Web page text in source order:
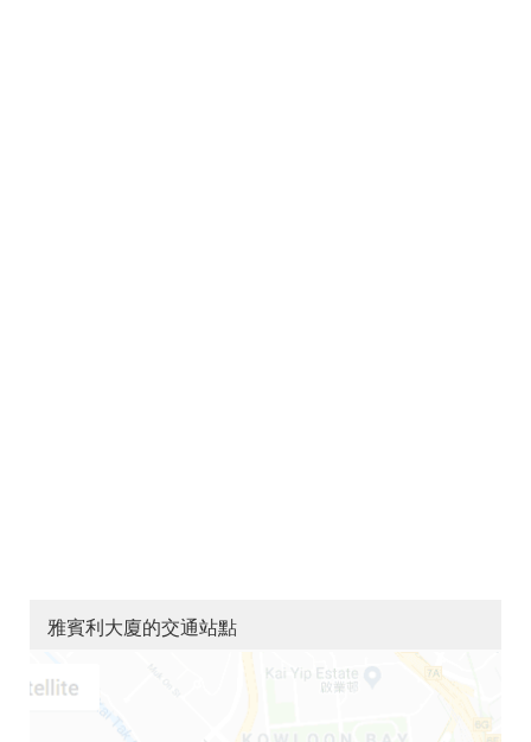
雅賓利大廈的交通站點